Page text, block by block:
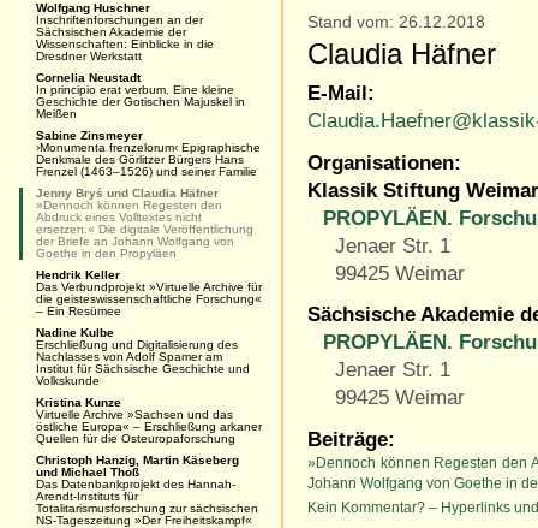
Stand vom: 26.12.2018
Claudia Häfner
E-Mail:
Organisationen:
Klassik Stiftung
PROPYLÄEN.
Jenaer Str. 1
99425 Weimar
Sächsische Akademie
PROPYLÄEN.
Jenaer Str. 1
99425 Weimar
Beiträge:
»Dennoch können Regesten den
Johann Wolfgang von Goethe in
Kein Kommentar? – Hyperlinks
Wolfgang Huschner
Inschriftenforschungen an der
Sächsischen Akademie der
Wissenschaften: Einblicke in die
Dresdner Werkstatt
Cornelia Neustadt
In principio erat verbum. Eine kleine
Geschichte der Gotischen Majuskel in
Meißen
Sabine Zinsmeyer
›Monumenta frenzelorum‹ Epigraphische
Denkmale des Görlitzer Bürgers Hans
Frenzel (1463–1526) und seiner Familie
Jenny Bryś und Claudia Häfner
»Dennoch können Regesten den
Abdruck eines Volltextes nicht
ersetzen.« Die digitale Veröffentlichung
der Briefe an Johann Wolfgang von
Goethe in den Propyläen
Hendrik Keller
Das Verbundprojekt »Virtuelle Archive für
die geisteswissenschaftliche Forschung«
– Ein Resümee
Nadine Kulbe
Erschließung und Digitalisierung des
Nachlasses von Adolf Spamer am
Institut für Sächsische Geschichte und
Volkskunde
Kristina Kunze
Virtuelle Archive »Sachsen und das
östliche Europa« – Erschließung arkaner
Quellen für die Osteuropaforschung
Christoph Hanzig, Martin Käseberg
und Michael Thoß
Das Datenbankprojekt des Hannah-
Arendt-Instituts für
Totalitarismusforschung zur sächsischen
NS-Tageszeitung »Der Freiheitskampf«